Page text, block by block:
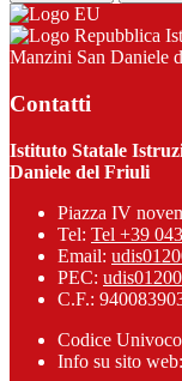
Manzini San Daniele
Contatti
Istituto Statale
Daniele del Friuli
Piazza IV
Tel: Tel +39
Email:
PEC:
C.F.:
Codice
Info su sito